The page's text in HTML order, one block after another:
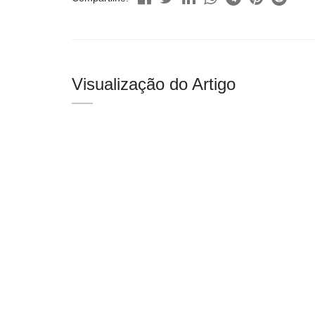
Visualização do Artigo